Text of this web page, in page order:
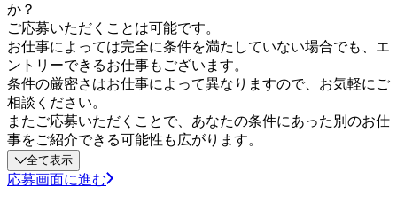
か？
ご応募いただくことは可能です。
お仕事によっては完全に条件を満たしていない場合でも、エ
ントリーできるお仕事もございます。
条件の厳密さはお仕事によって異なりますので、お気軽にご
相談ください。
またご応募いただくことで、あなたの条件にあった別のお仕
事をご紹介できる可能性も広がります。
全て表示
応募画面に進む